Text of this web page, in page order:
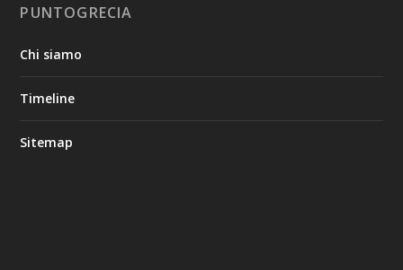
PUNTOGRECIA
Chi siamo
Timeline
Sitemap